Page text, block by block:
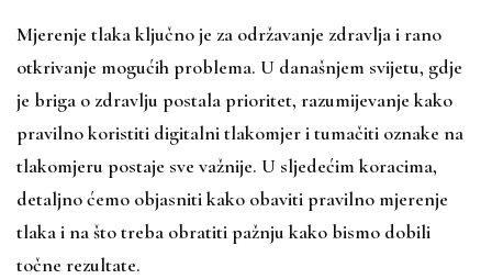
Mjerenje tlaka ključno je za održavanje zdravlja i rano
otkrivanje mogućih problema. U današnjem svijetu, gdje
je briga o zdravlju postala prioritet, razumijevanje kako
pravilno koristiti digitalni tlakomjer i tumačiti oznake na
tlakomjeru postaje sve važnije. U sljedećim koracima,
detaljno ćemo objasniti kako obaviti pravilno mjerenje
tlaka i na što treba obratiti pažnju kako bismo dobili
točne rezultate.